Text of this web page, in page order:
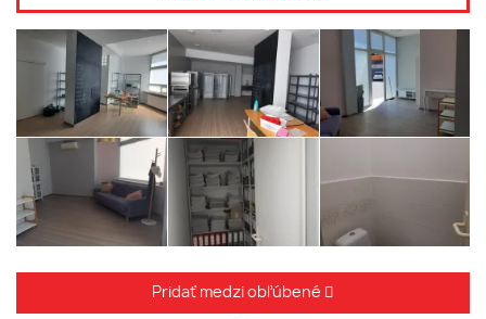
Pridať medzi obľúbené